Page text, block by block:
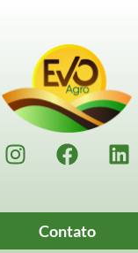
Contato